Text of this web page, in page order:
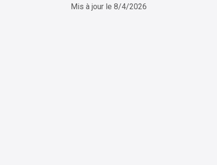
Mis à jour le 8/4/2026